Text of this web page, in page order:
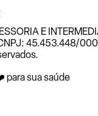
E
45.453.448/
para sua saúde